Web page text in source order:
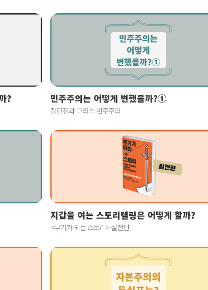
? 민주주의는 어떻게 변했을까?①
장단점과 그리스 민주주의
지갑을 여는 스토리텔링은 어떻게 할까?
<무기가 되는 스토리> 실전편